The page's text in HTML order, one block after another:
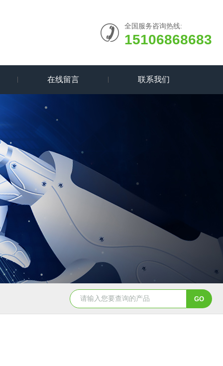
全国服务咨询热线:
15106868683
在线留言 联系我们